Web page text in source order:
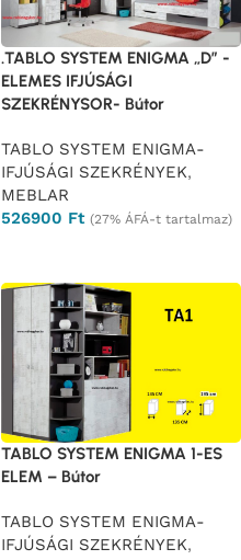
.TABLO SYSTEM ENIGMA „D” -
ELEMES IFJÚSÁGI
SZEKRÉNYSOR- Bútor
TABLO SYSTEM ENIGMA-
IFJÚSÁGI SZEKRÉNYEK,
MEBLAR
526900 Ft (27% ÁFÁ-t tartalmaz)
TABLO SYSTEM ENIGMA 1-ES
ELEM – Bútor
TABLO SYSTEM ENIGMA-
IFJÚSÁGI SZEKRÉNYEK,